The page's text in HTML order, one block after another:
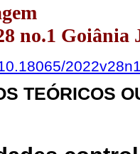
no.1 Goiânia
TEÓRICOS